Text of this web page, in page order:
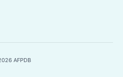
AFPDB